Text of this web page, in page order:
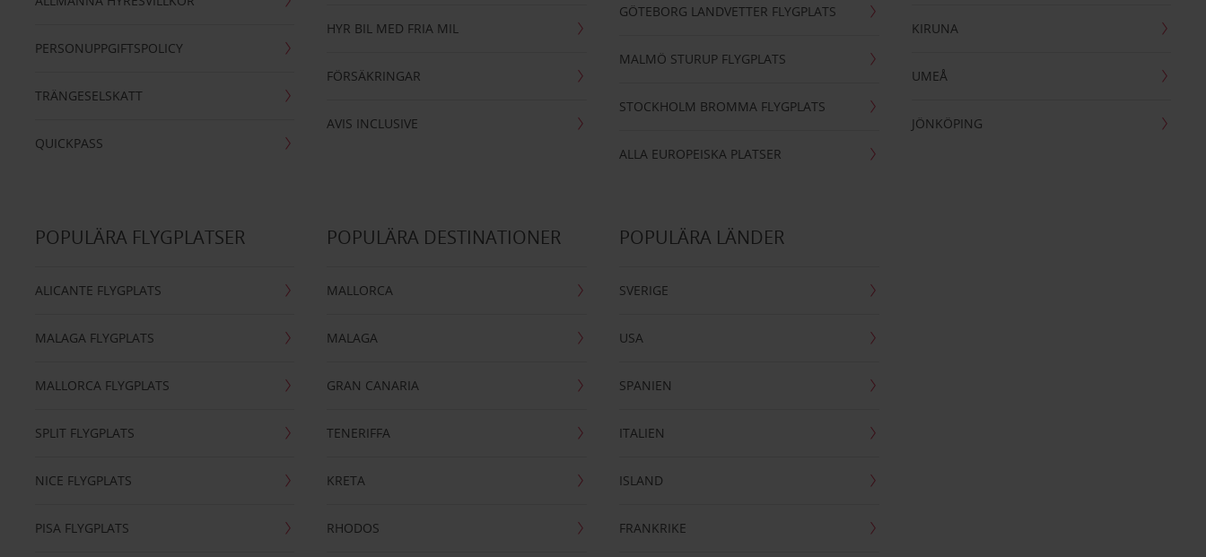
PERSONUPPGIFTSPOLICY
TRÄNGESELSKATT
QUICKPASS
HYR BIL MED FRIA MIL
FÖRSÄKRINGAR
AVIS INCLUSIVE
GÖTEBORG LANDVETTER FLYGPLATS
MALMÖ STURUP FLYGPLATS
STOCKHOLM BROMMA FLYGPLATS
ALLA EUROPEISKA PLATSER
KIRUNA
UMEÅ
JÖNKÖPING
POPULÄRA FLYGPLATSER
ALICANTE FLYGPLATS
MALAGA FLYGPLATS
MALLORCA FLYGPLATS
SPLIT FLYGPLATS
NICE FLYGPLATS
PISA FLYGPLATS
POPULÄRA DESTINATIONER
MALLORCA
MALAGA
GRAN CANARIA
TENERIFFA
KRETA
RHODOS
POPULÄRA LÄNDER
SVERIGE
USA
SPANIEN
ITALIEN
ISLAND
FRANKRIKE